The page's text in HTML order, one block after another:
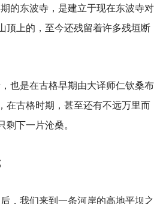
的东波寺，是建立于现在东波寺对
顶上的，至今还残留着许多残垣断
也是在古格早期由大译师仁钦桑布
在古格时期，甚至还有不远万里而
剩下一片沧桑。
，我们来到一条河岸的高地平坝之